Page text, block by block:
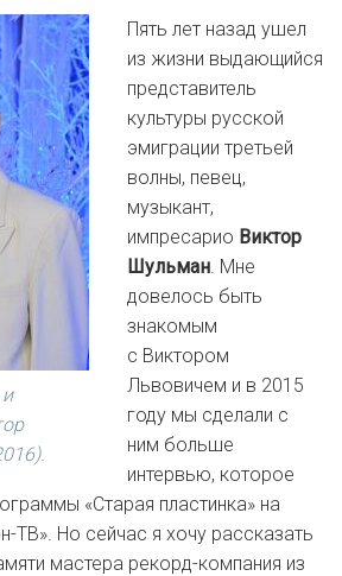
Пять лет назад ушел
из жизни выдающийся
представитель
культуры русской
эмиграции третьей
волны, певец,
музыкант,
импресарио Виктор
Шульман. Мне
довелось быть
знакомым
с Виктором
Львовичем и в 2015
году мы сделали с
ним больше
интервью, которое
«Старая пластинка» на
ТВ». Но сейчас я хочу рассказать
мастера рекорд-компания из